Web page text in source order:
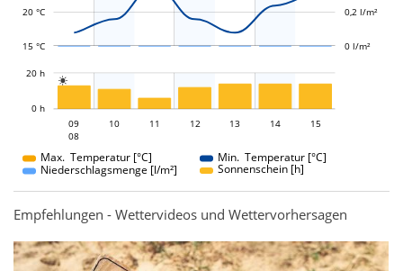
15 °C
20 °C
0 l/m²
0,2 l/m²

0 h
20 h
09
09
08
10 11 12 13 14 15
Max. Temperatur [°C]
Min. Temperatur [°C]
Niederschlagsmenge [l/m²]
Sonnenschein [h]
Empfehlungen - Wettervideos und Wettervorhersagen